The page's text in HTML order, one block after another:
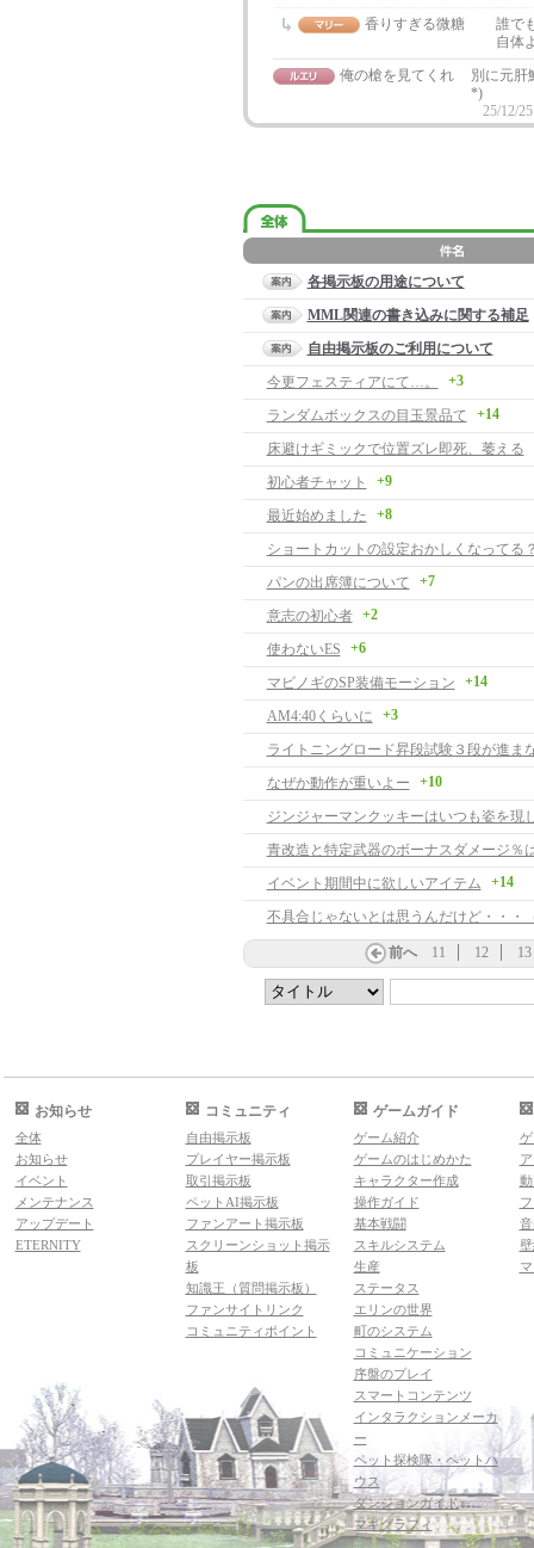
香りすぎる微糖
誰で
自体
俺の槍を見てくれ
別に元肝
*)
25/12/
各掲示板の用途について
MML関連の書き込みに関する補足
自由掲示板のご利用について
今更フェスティアにて…。
+3
ランダムボックスの目玉景品て +14
床避けギミックで位置ズレ即死、萎える
初心者チャット +9
最近始めました +8
ショートカットの設定おかしくなってる
パンの出席簿について
+7
意志の初心者 +2
使わないES +6
マビノギのSP装備モーション +14
AM4:40くらいに +3
ライトニングロード昇段試験３段が進ま
なぜか動作が重いよー
+10
青改造と特定武器のボーナスダメージ％
イベント期間中に欲しいアイテム
+14
不具合じゃないとは思うんだけど・・・
前へ 11 12 13
お知らせ
全体
お知らせ
イベント
メンテナンス
アップデート
ETERNITY
コミュニティ
自由掲示板
プレイヤー掲示板
取引掲示板
ペットAI掲示板
ファンアート掲示板
スクリーンショット掲示
板
知識王（質問掲示板）
ファンサイトリンク
コミュニティポイント
ゲームガイド
ゲーム紹介
ゲームのはじめかた
キャラクター作成
操作ガイド
基本戦闘
スキルシステム
生産
ステータス
エリンの世界
町のシステム
コミュニケーション
序盤のプレイ
スマートコンテンツ
インタラクションメーカ
ー
ペット探検隊・ペットハ
ウス
ダンジョンガイド
マギグラフィ